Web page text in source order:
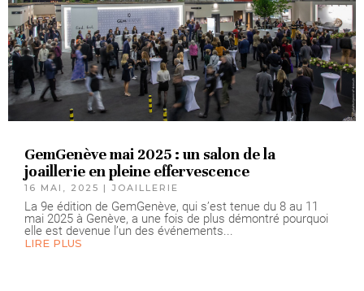
GemGenève mai 2025 : un salon de la
joaillerie en pleine effervescence
16 MAI, 2025 |JOAILLERIE
La 9e édition de GemGenève, qui s’est tenue du 8 au 11
mai 2025 à Genève, a une fois de plus démontré pourquoi
elle est devenue l’un des événements...
LIRE PLUS